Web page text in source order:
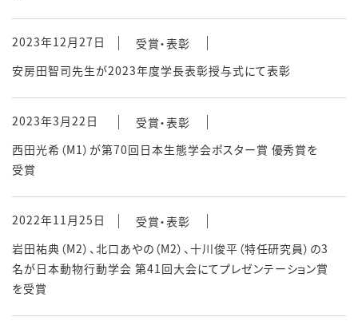
2023年12月27日
受賞・表彰
安房田智司先生が2023年度学長表彰授与式にて表彰
2023年3月22日
受賞・表彰
西田光希（M1）が第70回日本生態学会ポスター賞 優秀賞を
受賞
2022年11月25日
受賞・表彰
岩田祐典（M2）、北口あやの（M2）、十川俊平（特任研究員）の3
名が日本動物行動学会 第41回大会にてプレゼンテーション賞
を受賞